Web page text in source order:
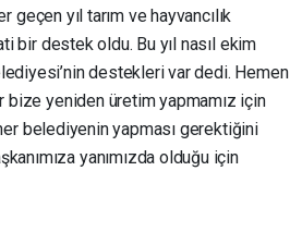
yıl tarım ve hayvancılık
bir destek oldu. Bu yıl nasıl ekim
destekleri var dedi. Hemen
bize yeniden üretim yapmamız için
belediyenin yapması gerektiğini
yanımızda olduğu için